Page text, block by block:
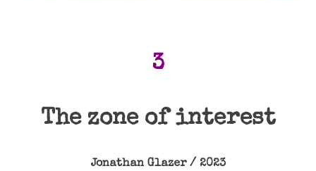
3
The zone of interest
Jonathan Glazer / 2023